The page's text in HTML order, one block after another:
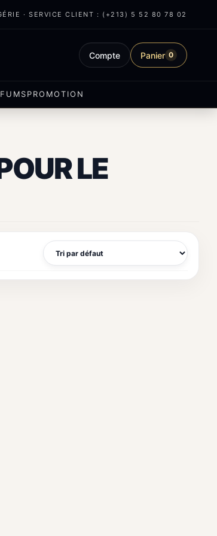
· SERVICE CLIENT : (+213) 5 52 80 78 02
Compte Panier 0
PROMOTION
LE